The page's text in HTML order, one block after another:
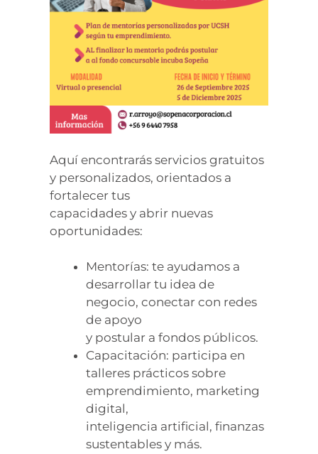
Aquí encontrarás servicios gratuitos
y personalizados, orientados a
fortalecer tus
capacidades y abrir nuevas
oportunidades:
Mentorías: te ayudamos a
desarrollar tu idea de
negocio, conectar con redes
de apoyo
y postular a fondos públicos.
Capacitación: participa en
talleres prácticos sobre
emprendimiento, marketing
digital,
inteligencia artificial, finanzas
sustentables y más.